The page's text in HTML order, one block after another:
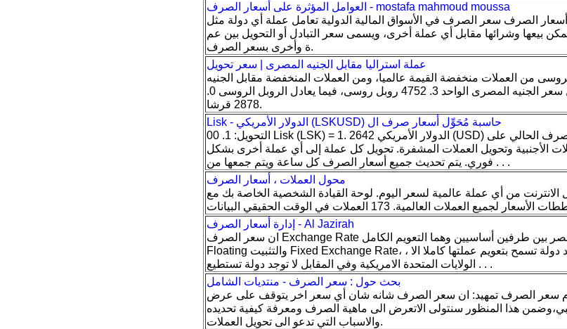
العوامل المؤثرة على أسعار الصرف - mostafa mahmoud moussa
أسعار الصرف سعر الصرف في الأسواق المالية الدولیة تعامل عملة أي دولة مثل
بیعھا وشرائھا مقابل أي عملة أخرى، ویسمى سعر التبادل أو التحویل بین عم
ة وأخرى بسعر الصرف.
عملة استراليا مقابل الجنيه المصرى | سعر تحويل
من العملات منخفضة القيمة عالميا، ومن العملات المنخفضة مقابل الجنيه
المصرى، حيث يعادل سعر الجنيه المصرى الواحد 3. 4752 روبل روسى، فيما يعادل الروبل الروسى 0.
2878 قرشا.
Lisk - الدولار الأمريكي (LSKUSD) حاسبة مُحَوِّل أسعار صرف ال
التحويل: 1. 00 Lisk (LSK) = 1. 2642 الدولار الأمريكي (USD) حاسبة سِعر الصرف الحالي على
الأجنبية وتحويل العملات المشفرة. تحويل كل عملة إلى أي عملة أخرى بشكل
فوري. يتم تحديث جميع أسعار الصرف كل ساعة ويتم جمعها من . . .
محول العملات ، أسعار الصرف
الانترنت من أي عملة عالمية لسعر اليوم. لوحة القيادة الشخصية الخاصة بك مع
إدارة أسعار الصرف - Al Jazirah
ان سعر الصرف Exchange Rate لأي عملة ينحصر بين طرفين أساسيين وهما التعويم الكامل Freely
Floating والتثبيت Fixed Exchange Rate، ، وفي الواقع لا توجد دولة تسمح بتعويم عملتها كاملا الا
الولايات المتحدة الامريكية وفي المقابل لا توجد دولة تستطيع . . .
بحث حول : سعر الصرف - منتديات الشامل
سعر الصرف تمهيد: ان سعر الصرف شانه شان أي سعر اخر يتوقف على عرض
هذا المنظور سنتولى الاتعرض الى ماهية الصرف ومعرفة كيفية تحديده
والاسباب التي تدعو الى تحويل العملات.